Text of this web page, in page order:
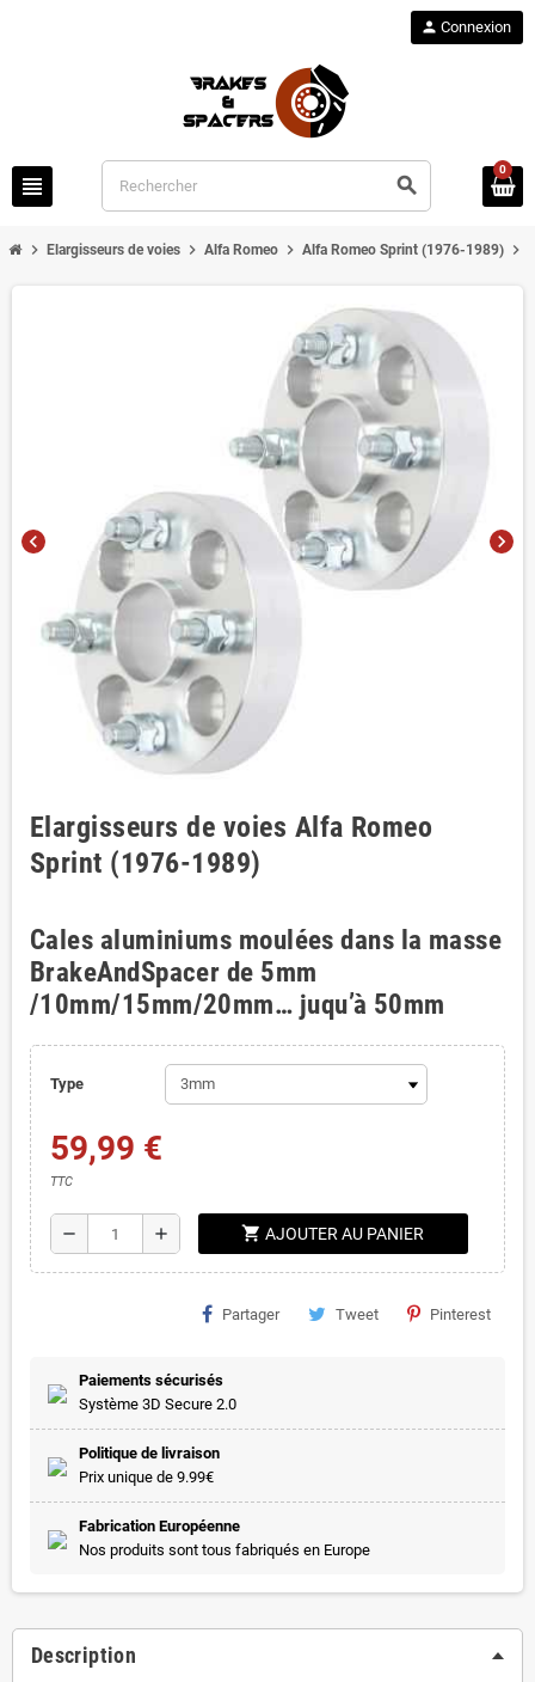
view_headline search
person Connexion
0
chevron_right Elargisseurs de voies chevron_right Alfa Romeo chevron_right Alfa Romeo Sprint (1976-1989) chevron_right
chevron_left chevron_right
Elargisseurs de voies Alfa Romeo
Sprint (1976-1989)
Cales aluminiums moulées dans la masse
BrakeAndSpacer de 5mm
/10mm/15mm/20mm… juqu’à 50mm
Type
59,99 €
TTC
remove add shopping_cart AJOUTER AU PANIER
Partager Tweet Pinterest
Paiements sécurisés
Système 3D Secure 2.0
Politique de livraison
Prix unique de 9.99€
Fabrication Européenne
Nos produits sont tous fabriqués en Europe
Description